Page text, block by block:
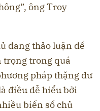
ông Troy
đang thảo luận để
trọng trong quá
pháp thặng dư
điều dễ hiểu bởi
biến số chủ